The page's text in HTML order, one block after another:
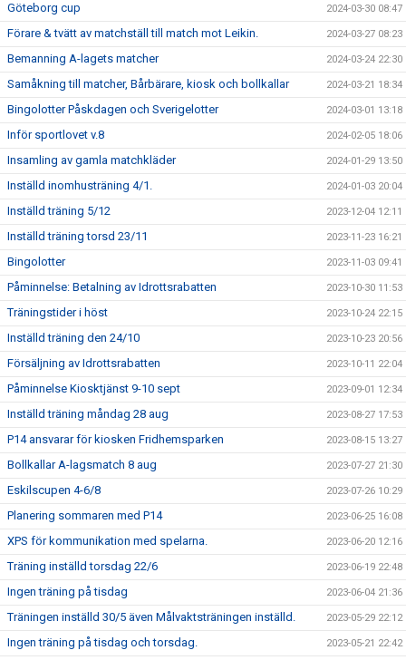
Göteborg cup 2024-03-30 08:47
Förare & tvätt av matchställ till match mot Leikin. 2024-03-27 08:23
Bemanning A-lagets matcher 2024-03-24 22:30
Samåkning till matcher, Bårbärare, kiosk och bollkallar 2024-03-21 18:34
Bingolotter Påskdagen och Sverigelotter 2024-03-01 13:18
Inför sportlovet v.8 2024-02-05 18:06
Insamling av gamla matchkläder 2024-01-29 13:50
Inställd inomhusträning 4/1. 2024-01-03 20:04
Inställd träning 5/12 2023-12-04 12:11
Inställd träning torsd 23/11 2023-11-23 16:21
Bingolotter 2023-11-03 09:41
Påminnelse: Betalning av Idrottsrabatten 2023-10-30 11:53
Träningstider i höst 2023-10-24 22:15
Inställd träning den 24/10 2023-10-23 20:56
Försäljning av Idrottsrabatten 2023-10-11 22:04
Påminnelse Kiosktjänst 9-10 sept 2023-09-01 12:34
Inställd träning måndag 28 aug 2023-08-27 17:53
P14 ansvarar för kiosken Fridhemsparken 2023-08-15 13:27
Bollkallar A-lagsmatch 8 aug 2023-07-27 21:30
Eskilscupen 4-6/8 2023-07-26 10:29
Planering sommaren med P14 2023-06-25 16:08
XPS för kommunikation med spelarna. 2023-06-20 12:16
Träning inställd torsdag 22/6 2023-06-19 22:48
Ingen träning på tisdag 2023-06-04 21:36
Träningen inställd 30/5 även Målvaktsträningen inställd. 2023-05-29 22:12
Ingen träning på tisdag och torsdag. 2023-05-21 22:42